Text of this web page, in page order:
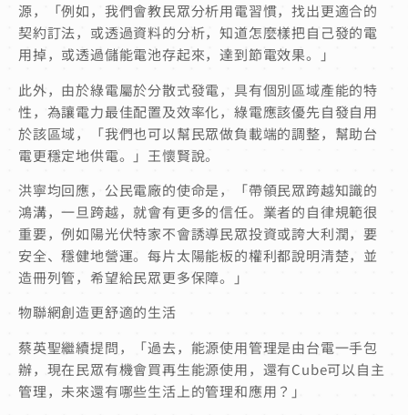
源，「例如，我們會教民眾分析用電習慣，找出更適合的
契約訂法，或透過資料的分析，知道怎麼樣把自己發的電
用掉，或透過儲能電池存起來，達到節電效果。」
此外，由於綠電屬於分散式發電，具有個別區域產能的特
性，為讓電力最佳配置及效率化，綠電應該優先自發自用
於該區域，「我們也可以幫民眾做負載端的調整，幫助台
電更穩定地供電。」王懷賢說。
洪寧均回應，公民電廠的使命是，「帶領民眾跨越知識的
鴻溝，一旦跨越，就會有更多的信任。業者的自律規範很
重要，例如陽光伏特家不會誘導民眾投資或誇大利潤，要
安全、穩健地營運。每片太陽能板的權利都說明清楚，並
造冊列管，希望給民眾更多保障。」
物聯網創造更舒適的生活
蔡英聖繼續提問，「過去，能源使用管理是由台電一手包
辦，現在民眾有機會買再生能源使用，還有Cube可以自主
管理，未來還有哪些生活上的管理和應用？」